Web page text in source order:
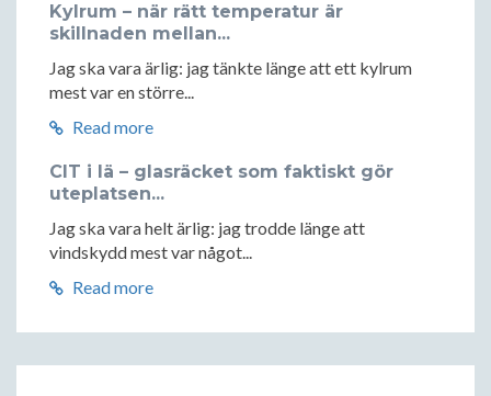
Kylrum – när rätt temperatur är
skillnaden mellan...
Jag ska vara ärlig: jag tänkte länge att ett kylrum
mest var en större...
Read more
CIT i lä – glasräcket som faktiskt gör
uteplatsen...
Jag ska vara helt ärlig: jag trodde länge att
vindskydd mest var något...
Read more